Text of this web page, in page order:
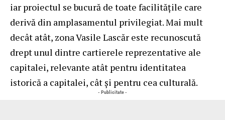
iar proiectul se bucură de toate facilitățile care
derivă din amplasamentul privilegiat. Mai mult
decât atât, zona Vasile Lascăr este recunoscută
drept unul dintre cartierele reprezentative ale
capitalei, relevante atât pentru identitatea
istorică a capitalei, cât și pentru cea culturală.
- Publicitate -